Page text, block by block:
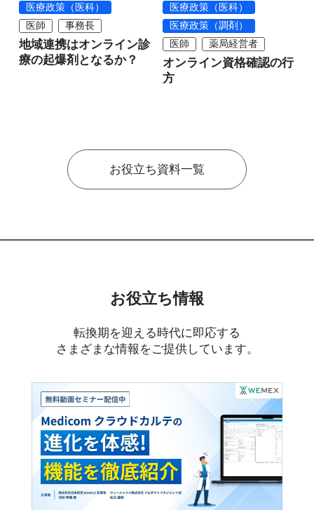
医療政策（医科）
医師
事務長
地域連携はオンライン診
療の起爆剤となるか？
医療政策（医科）
医療政策（調剤）
医師
薬局経営者
オンライン資格確認の行
方
お役立ち資料一覧
お役立ち情報
転換期を迎える時代に即応する
さまざまな情報をご提供しています。